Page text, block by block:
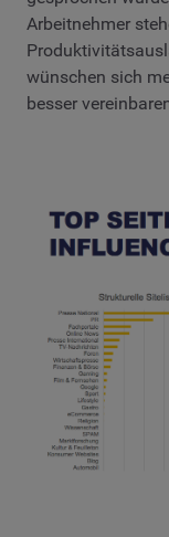
Arbeitnehmer
wünschen sich
besser